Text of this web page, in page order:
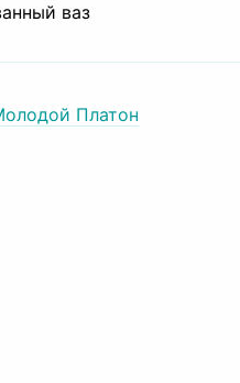
ваз
Платон